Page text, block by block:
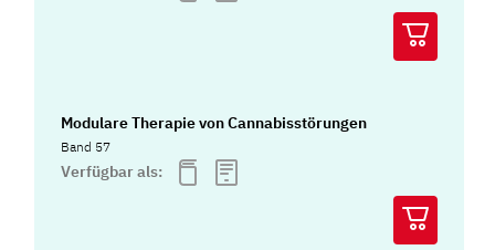
Modulare Therapie von Cannabisstörungen
Band 57
Verfügbar als: